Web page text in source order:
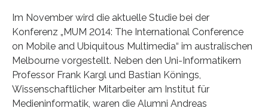
Im November wird die aktuelle Studie bei der
Konferenz „MUM 2014: The International Conference
on Mobile and Ubiquitous Multimedia“ im australischen
Melbourne vorgestellt. Neben den Uni-Informatikern
Professor Frank Kargl und Bastian Könings,
Wissenschaftlicher Mitarbeiter am Institut für
Medieninformatik, waren die Alumni Andreas